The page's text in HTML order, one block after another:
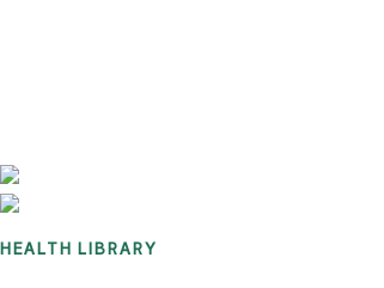
HEALTH LIBRARY